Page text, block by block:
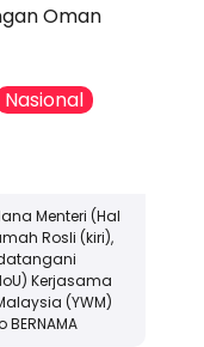
Oman
Nasional
Menteri (Hal
Rosli (kiri),
Kerjasama
(YWM)